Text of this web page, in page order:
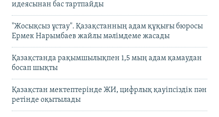
идеясынан бас тартпайды
"Жосықсыз ұстау". Қазақстанның адам құқығы бюросы
Ермек Нарымбаев жайлы мәлімдеме жасады
Қазақстанда рақымшылықпен 1,5 мың адам қамаудан
босап шықты
Қазақстан мектептерінде ЖИ, цифрлық қауіпсіздік пән
ретінде оқытылады